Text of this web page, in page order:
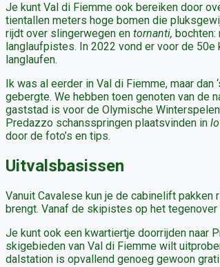
Je kunt Val di Fiemme ook bereiken door
tientallen meters hoge bomen die
rijdt over slingerwegen en tornanti,
langlaufpistes. In 2022 vond er voor de
langlaufen.
Ik was al eerder in Val di Fiemme, maar
gebergte. We hebben toen genoten van de
gaststad is voor de Olymische
Predazzo schansspringen plaatsvinden in
door de foto’s en tips.
Uitvalsbasissen
Vanuit Cavalese kun je de cabinelift
brengt. Vanaf de skipistes op het
Je kunt ook een kwartiertje doorrijden naar
skigebieden van Val di Fiemme wilt
dalstation is opvallend genoeg gewoon